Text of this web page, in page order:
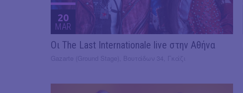
20
MAR
Οι The Last Internationale live στην Αθήνα